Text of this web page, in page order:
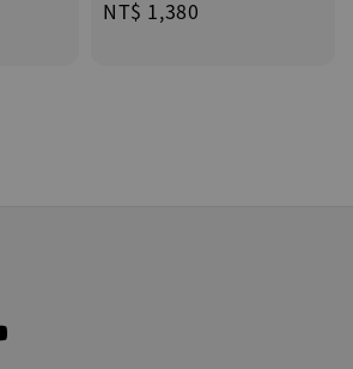
Regular
NT$ 1,380